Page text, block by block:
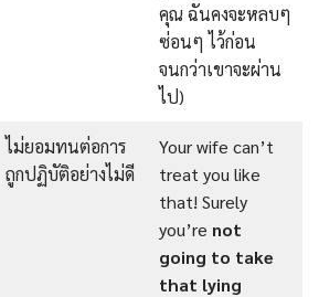
คุณ ฉันคงจะหลบๆ
ซ่อนๆ ไว้ก่อน
จนกว่าเขาจะผ่าน
ไป)
ไม่ยอมทนต่อการ
ถูกปฏิบัติอย่างไม่ดี
Your wife can’t
treat you like
that! Surely
you’re not
going to take
that lying